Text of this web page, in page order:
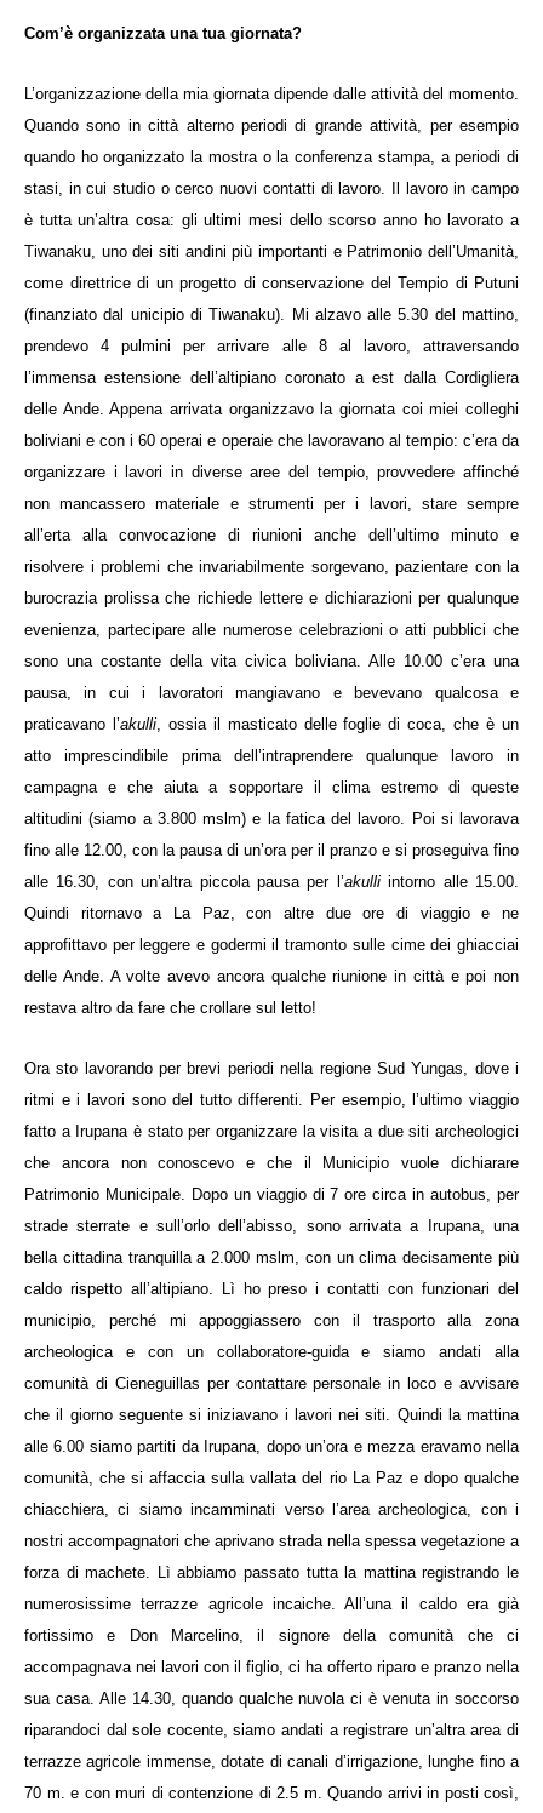
Com’è organizzata una tua giornata?
L’organizzazione della mia giornata dipende dalle attività del momento.
Quando sono in città alterno periodi di grande attività, per esempio
quando ho organizzato la mostra o la conferenza stampa, a periodi di
stasi, in cui studio o cerco nuovi contatti di lavoro. Il lavoro in campo
è tutta un’altra cosa: gli ultimi mesi dello scorso anno ho lavorato a
Tiwanaku, uno dei siti andini più importanti e Patrimonio dell’Umanità,
come direttrice di un progetto di conservazione del Tempio di Putuni
(finanziato dal unicipio di Tiwanaku). Mi alzavo alle 5.30 del mattino,
prendevo 4 pulmini per arrivare alle 8 al lavoro, attraversando
l’immensa estensione dell’altipiano coronato a est dalla Cordigliera
delle Ande. Appena arrivata organizzavo la giornata coi miei colleghi
boliviani e con i 60 operai e operaie che lavoravano al tempio: c’era da
organizzare i lavori in diverse aree del tempio, provvedere affinché
non mancassero materiale e strumenti per i lavori, stare sempre
all’erta alla convocazione di riunioni anche dell’ultimo minuto e
risolvere i problemi che invariabilmente sorgevano, pazientare con la
burocrazia prolissa che richiede lettere e dichiarazioni per qualunque
evenienza, partecipare alle numerose celebrazioni o atti pubblici che
sono una costante della vita civica boliviana. Alle 10.00 c’era una
pausa, in cui i lavoratori mangiavano e bevevano qualcosa e
praticavano l’akulli, ossia il masticato delle foglie di coca, che è un
atto imprescindibile prima dell’intraprendere qualunque lavoro in
campagna e che aiuta a sopportare il clima estremo di queste
altitudini (siamo a 3.800 mslm) e la fatica del lavoro. Poi si lavorava
fino alle 12.00, con la pausa di un’ora per il pranzo e si proseguiva fino
alle 16.30, con un’altra piccola pausa per l’akulliintorno alle 15.00.
Quindi ritornavo a La Paz, con altre due ore di viaggio e ne
approfittavo per leggere e godermi il tramonto sulle cime dei ghiacciai
delle Ande. A volte avevo ancora qualche riunione in città e poi non
restava altro da fare che crollare sul letto!
Ora sto lavorando per brevi periodi nella regione Sud Yungas, dove i
ritmi e i lavori sono del tutto differenti. Per esempio, l’ultimo viaggio
fatto a Irupana è stato per organizzare la visita a due siti archeologici
che ancora non conoscevo e che il Municipio vuole dichiarare
Patrimonio Municipale. Dopo un viaggio di 7 ore circa in autobus, per
strade sterrate e sull’orlo dell’abisso, sono arrivata a Irupana, una
bella cittadina tranquilla a 2.000 mslm, con un clima decisamente più
caldo rispetto all’altipiano. Lì ho preso i contatti con funzionari del
municipio, perché mi appoggiassero con il trasporto alla zona
archeologica e con un collaboratore-guida e siamo andati alla
comunità di Cieneguillas per contattare personale in loco e avvisare
che il giorno seguente si iniziavano i lavori nei siti. Quindi la mattina
alle 6.00 siamo partiti da Irupana, dopo un’ora e mezza eravamo nella
comunità, che si affaccia sulla vallata del rio La Paz e dopo qualche
chiacchiera, ci siamo incamminati verso l’area archeologica, con i
nostri accompagnatori che aprivano strada nella spessa vegetazione a
forza di machete. Lì abbiamo passato tutta la mattina registrando le
numerosissime terrazze agricole incaiche. All’una il caldo era già
fortissimo e Don Marcelino, il signore della comunità che ci
accompagnava nei lavori con il figlio, ci ha offerto riparo e pranzo nella
sua casa. Alle 14.30, quando qualche nuvola ci è venuta in soccorso
riparandoci dal sole cocente, siamo andati a registrare un’altra area di
terrazze agricole immense, dotate di canali d’irrigazione, lunghe fino a
70 m. e con muri di contenzione di 2.5 m. Quando arrivi in posti così,